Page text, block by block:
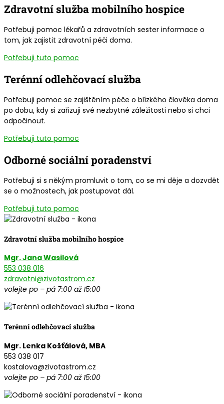
Zdravotní služba mobilního hospice
Potřebuji pomoc lékařů a zdravotních sester informace o
tom, jak zajistit zdravotní péči doma.
Potřebuji tuto pomoc
Terénní odlehčovací služba
Potřebuji pomoc se zajištěním péče o blízkého člověka doma
po dobu, kdy si zařizuji své nezbytné záležitosti nebo si chci
odpočinout.
Potřebuji tuto pomoc
Odborné sociální poradenství
Potřebuji si s někým promluvit o tom, co se mi děje a dozvdět
se o možnostech, jak postupovat dál.
Potřebuji tuto pomoc
Zdravotní služba mobilního hospice
Mgr. Jana Wasilová
553 038 016
zdravotni@zivotastrom.cz
volejte po – pá 7:00 až 15:00
Terénní odlehčovací služba
Mgr. Lenka Košťálová, MBA
553 038 017
kostalova@zivotastrom.cz
volejte po – pá 7:00 až 15:00